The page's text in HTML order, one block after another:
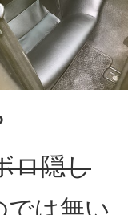
ロ隠し
では無い